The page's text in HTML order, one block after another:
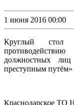
1 июня 2016 00:00
Круглый стол
должностных
преступным путём»
Краснодарское